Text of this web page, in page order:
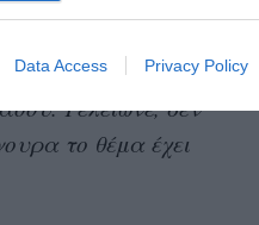
Data Access Privacy Policy
σειρά του για τη δική
Τελείωνε, δεν
το θέμα έχει